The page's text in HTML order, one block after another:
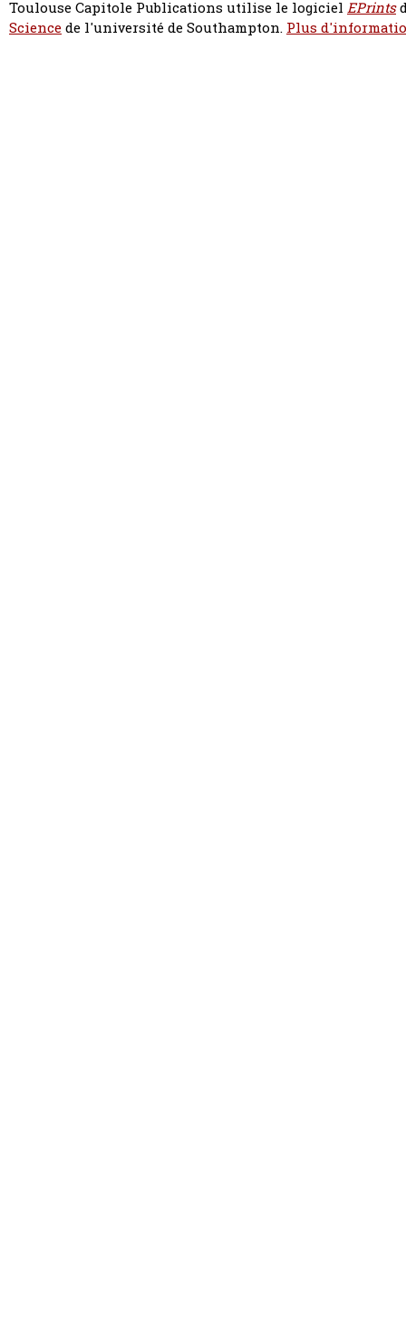
Toulouse Capitole Publications utilise le logiciel EPrints
Sciencede l'université de Southampton. Plus